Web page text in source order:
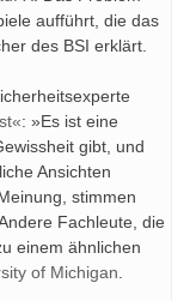
aufführt, die das
des BSI erklärt.
: »Es ist eine
gibt, und
Ansichten
stimmen
Fachleute, die
einem ähnlichen
of Michigan